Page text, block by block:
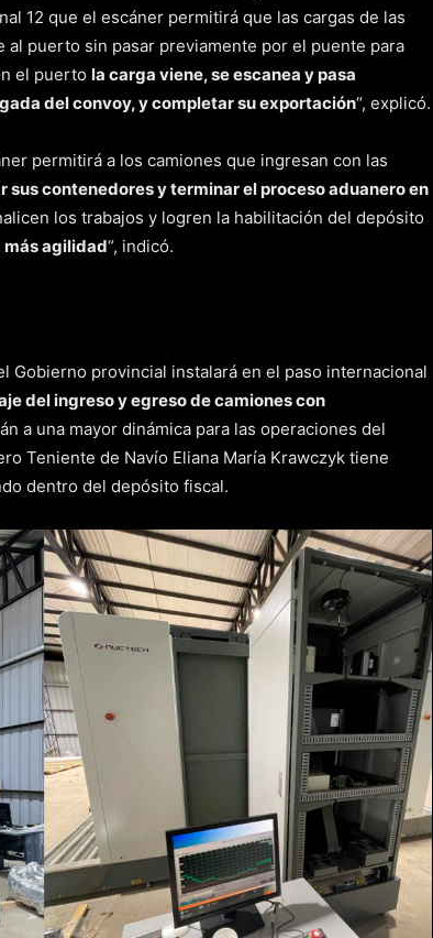
12 que el escáner permitirá que las cargas de las
puerto sin pasar previamente por el puente para
el puerto la carga viene, se escanea y pasa
del convoy, y completar su exportación“, explicó.
permitirá a los camiones que ingresan con las
sus contenedores y terminar el proceso aduanero en
los trabajos y logren la habilitación del depósito
más agilidad“, indicó.
Gobierno provincial instalará en el paso internacional
del ingreso y egreso de camiones con
a una mayor dinámica para las operaciones del
Teniente de Navío Eliana María Krawczyk tiene
dentro del depósito fiscal.